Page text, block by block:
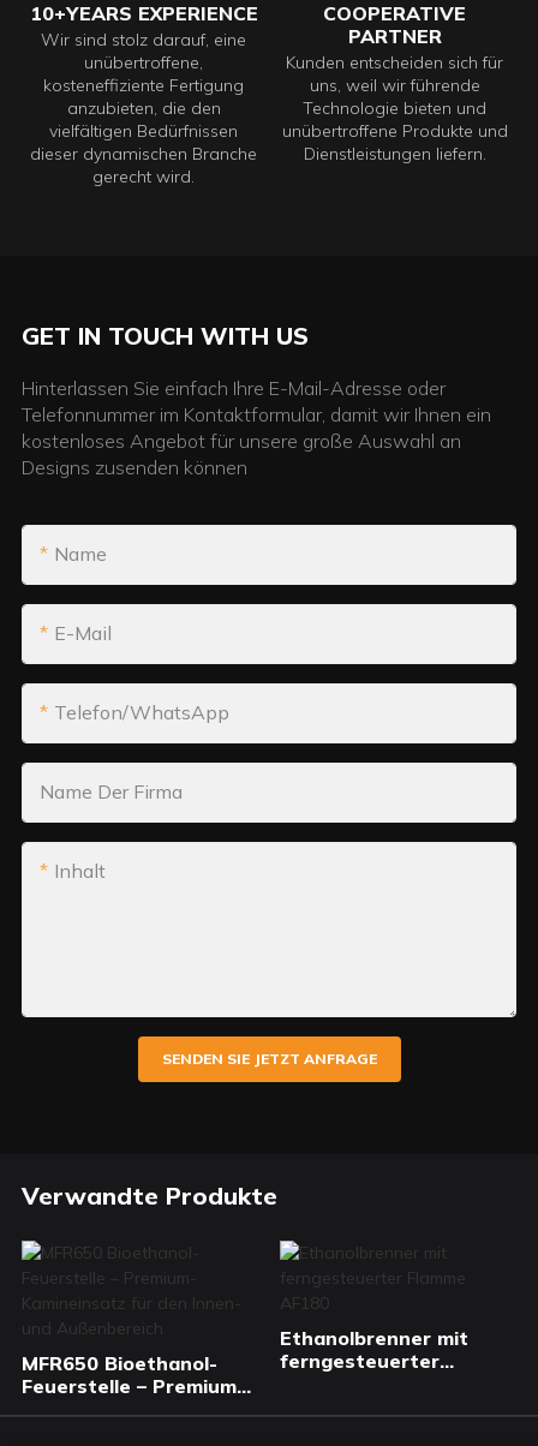
10+YEARS EXPERIENCE
Wir sind stolz darauf, eine
unübertroffene,
kosteneffiziente Fertigung
anzubieten, die den
vielfältigen Bedürfnissen
dieser dynamischen Branche
gerecht wird.
COOPERATIVE
PARTNER
Kunden entscheiden sich für
uns, weil wir führende
Technologie bieten und
unübertroffene Produkte und
Dienstleistungen liefern.
GET IN TOUCH WITH US
Hinterlassen Sie einfach Ihre E-Mail-Adresse oder
Telefonnummer im Kontaktformular, damit wir Ihnen ein
kostenloses Angebot für unsere große Auswahl an
Designs zusenden können
Name
E-Mail
Telefon/WhatsApp
Name Der Firma
Inhalt
SENDEN SIE JETZT ANFRAGE
Verwandte Produkte
MFR650 Bioethanol-
Feuerstelle – Premium-
Ethanolbrenner mit
ferngesteuerter